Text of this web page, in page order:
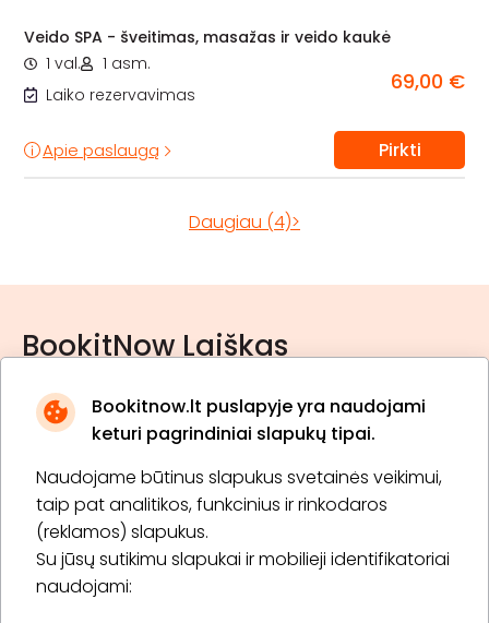
Bookitnow.lt puslapyje yra naudojami
keturi pagrindiniai slapukų tipai.
Naudojame būtinus slapukus svetainės veikimui,
taip pat analitikos, funkcinius ir rinkodaros
(reklamos) slapukus.
Su jūsų sutikimu slapukai ir mobilieji identifikatoriai
naudojami:
Veido SPA - šveitimas, masažas ir veido kaukė
1 val.
1 asm.
Laiko rezervavimas
69,00 €
Apie paslaugą Pirkti
Daugiau (4)>
BookitNow Laiškas
* Susipažinau su privatumo politika
Prenumeruoti